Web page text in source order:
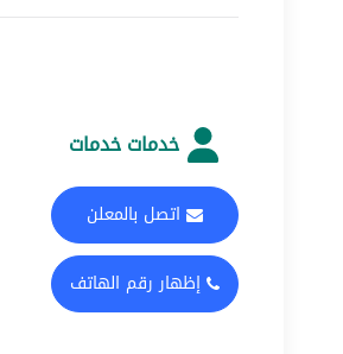
خدمات خدمات
اتصل بالمعلن
إظهار رقم الهاتف